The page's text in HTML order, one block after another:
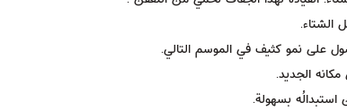
الشتاء.
على نمو كثيف في الموسم التالي.
الجديد.
استبدالُه بسهولة.